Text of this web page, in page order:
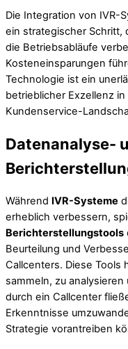
Die Integration von IVR-
ein strategischer Schritt,
die Betriebsabläufe
Kosteneinsparungen
Technologie ist ein
betrieblicher Exzellenz
Kundenservice-
Datenanalyse-
Während IVR-Systeme
erheblich verbessern,
Berichterstellungstools
Beurteilung und
Callcenters. Diese Tools
sammeln, zu
durch ein Callcenter
Erkenntnisse
Strategie vorantreiben